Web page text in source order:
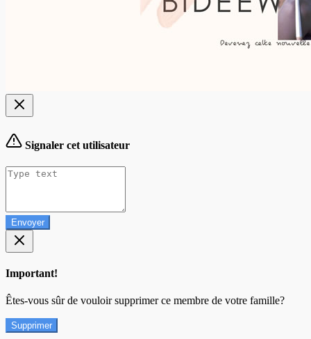
Signaler cet utilisateur
Envoyer
Important!
Êtes-vous sûr de vouloir supprimer ce membre de votre famille?
Supprimer